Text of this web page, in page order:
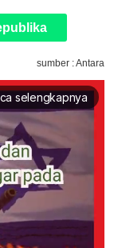
sumber : Antara
selengkapnya